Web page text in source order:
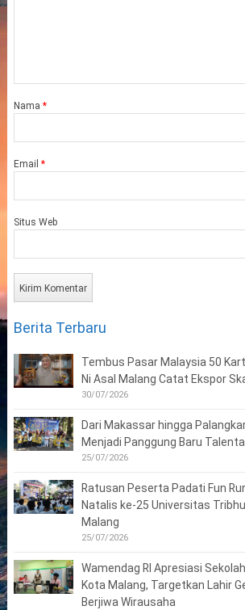
Nama *
Email *
Situs Web
Berita Terbaru
Tembus Pasar Malaysia 50
Ni Asal Malang Catat Ekspor
30/07/2026
Dari Makassar hingga
Menjadi Panggung Baru
25/07/2026
Ratusan Peserta Padati Fun
Natalis ke-25 Universitas
Malang
25/07/2026
Wamendag RI Apresiasi
Kota Malang, Targetkan Lahir
Berjiwa Wirausaha